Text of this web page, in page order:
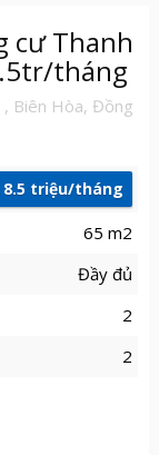
cư Thanh
tháng
, Biên Hòa, Đồng
8.5 triệu/tháng
65 m2
Đầy đủ
2
2